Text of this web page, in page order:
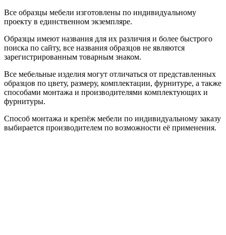
Все образцы мебели изготовлены по индивидуальному
проекту в единственном экземпляре.
Образцы имеют названия для их различия и более быстрого
поиска по сайту, все названия образцов не являются
зарегистрированным товарным знаком.
Все мебельные изделия могут отличаться от представленных
образцов по цвету, размеру, комплектации, фурнитуре, а также
способами монтажа и производителями комплектующих и
фурнитуры.
Способ монтажа и крепёж мебели по индивидуальному заказу
выбирается производителем по возможности её применения.